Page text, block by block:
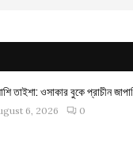
তাইশা: ওসাকার বুকে প্রাচীন
6, 2026 0